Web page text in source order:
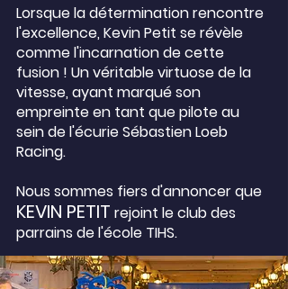
Lorsque la détermination rencontre
l'excellence, Kevin Petit se révèle
comme l'incarnation de cette
fusion ! Un véritable virtuose de la
vitesse, ayant marqué son
empreinte en tant que pilote au
sein de l'écurie Sébastien Loeb
Racing.
Nous sommes fiers d'annoncer que
KEVIN PETIT rejoint le club des
parrains de l'école TIHS.